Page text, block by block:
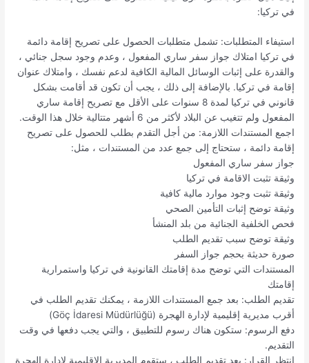
في تركيا:
استيفاء المتطلبات: تشمل متطلبات الحصول على تصريح إقامة دائمة
في تركيا امتلاك جواز سفر ساري المفعول ، وعدم وجود سجل جنائي ،
والقدرة على إثبات الوسائل المالية الكافية لدعم نفسك ، وامتلاك عنوان
إقامة في تركيا. بالإضافة إلى ذلك ، يجب أن تكون قد أقامت بشكل
قانوني في تركيا لمدة 8 سنوات على الأقل مع تصريح إقامة ساري
المفعول ولم تتغيب عن البلاد لأكثر من 6 أشهر متتالية خلال هذا الوقت.
اجمع المستندات اللازمة: من أجل التقدم بطلب للحصول على تصريح
إقامة دائمة ، ستحتاج إلى جمع عدد من المستندات ، مثل:
جواز سفر ساري المفعول
وثيقة تثبت الاقامة في تركيا
وثيقة تثبت وجود موارد مالية كافية
وثيقة توضح إثبات التأمين الصحي
فحص الخلفية الجنائية من بلد المنشأ
وثيقة توضح سبب تقديم الطلب
صورة حديثة بحجم جواز السفر
المستندات التي توضح مدة إقامتك القانونية في تركيا واستمرارية
إقامتك
تقديم الطلب: بعد جمع المستندات اللازمة ، يمكنك تقديم الطلب في
أقرب مديرية إقليمية لإدارة الهجرة (Göç İdaresi Müdürlüğü)
دفع الرسوم: ستكون هناك رسوم للتطبيق ، والتي يجب دفعها في وقت
التقديم.
انتظر القرار: بعد تقديم الطلب ، ستقوم المديرية الإقليمية لإدارة الهجرة